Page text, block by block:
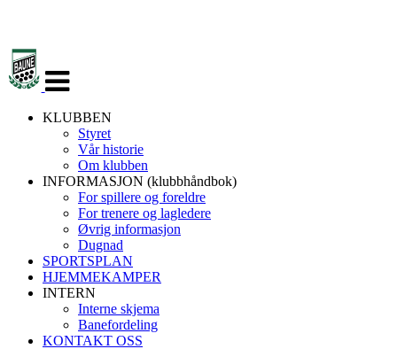
navigasjon
KLUBBEN
Styret
Vår historie
Om klubben
INFORMASJON (klubbhåndbok)
For spillere og foreldre
For trenere og lagledere
Øvrig informasjon
Dugnad
SPORTSPLAN
HJEMMEKAMPER
INTERN
Interne skjema
Banefordeling
KONTAKT OSS